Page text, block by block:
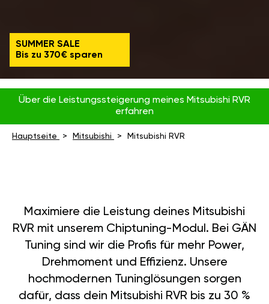
SUMMER SALE
Bis zu 370€ sparen
Über die Leistungssteigerung meines Mitsubishi RVR
erfahren
Hauptseite Mitsubishi Mitsubishi RVR
Maximiere die Leistung deines Mitsubishi
RVR mit unserem Chiptuning-Modul. Bei GÄN
Tuning sind wir die Profis für mehr Power,
Drehmoment und Effizienz. Unsere
hochmodernen Tuninglösungen sorgen
dafür, dass dein Mitsubishi RVR bis zu 30 %